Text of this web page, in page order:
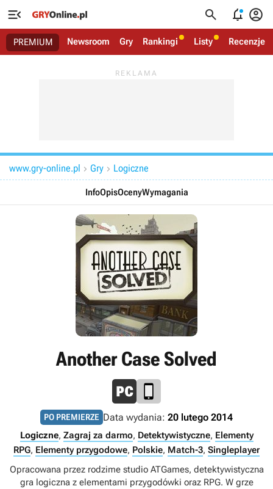
   
PREMIUM Newsroom Gry Rankingi Listy Recenzje
www.gry-online.pl  Gry  Logiczne
InfoOpisOcenyWymagania
Another Case Solved
PO PREMIERZE Data wydania: 20 lutego 2014
Logiczne, Zagraj za darmo, Detektywistyczne, Elementy
RPG, Elementy przygodowe, Polskie, Match-3, Singleplayer
Opracowana przez rodzime studio ATGames, detektywistyczna
gra logiczna z elementami przygodówki oraz RPG. W grze